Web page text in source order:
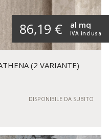
86,19 € IVA inclusa
al mq
(2 VARIANTE)
DISPONIBILE DA SUBITO